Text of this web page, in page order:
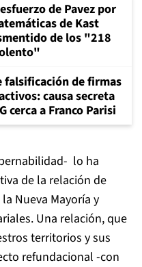
de Pavez por
de Kast
de los "218
falsificación de firmas
causa secreta
cerca a Franco Parisi
lo ha
de la relación de
Nueva Mayoría y
Una relación, que
territorios y sus
refundacional -con